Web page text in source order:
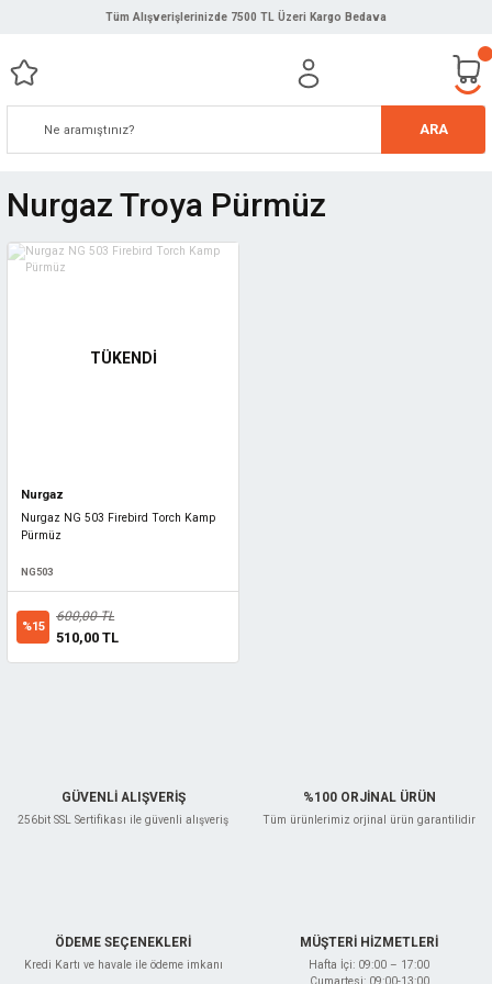
Tüm Alışverişlerinizde 7500 TL Üzeri Kargo Bedava
ARA
Nurgaz Troya Pürmüz
TÜKENDİ
Nurgaz
Nurgaz NG 503 Firebird Torch Kamp
Pürmüz
NG503
%15
600,00 TL
510,00 TL
GÜVENLİ ALIŞVERİŞ
256bit SSL Sertifikası ile güvenli alışveriş
%100 ORJİNAL ÜRÜN
Tüm ürünlerimiz orjinal ürün garantilidir
ÖDEME SEÇENEKLERİ
Kredi Kartı ve havale ile ödeme imkanı
MÜŞTERİ HİZMETLERİ
Hafta İçi: 09:00 – 17:00
Cumartesi: 09:00-13:00